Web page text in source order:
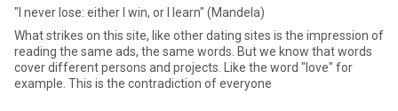
"I never lose: either I win, or I learn" (Mandela)
What strikes on this site, like other dating sites is the impression of
reading the same ads, the same words. But we know that words
cover different persons and projects. Like the word "love" for
example. This is the contradiction of everyone